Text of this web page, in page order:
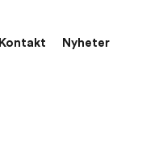
Kontakt Nyheter